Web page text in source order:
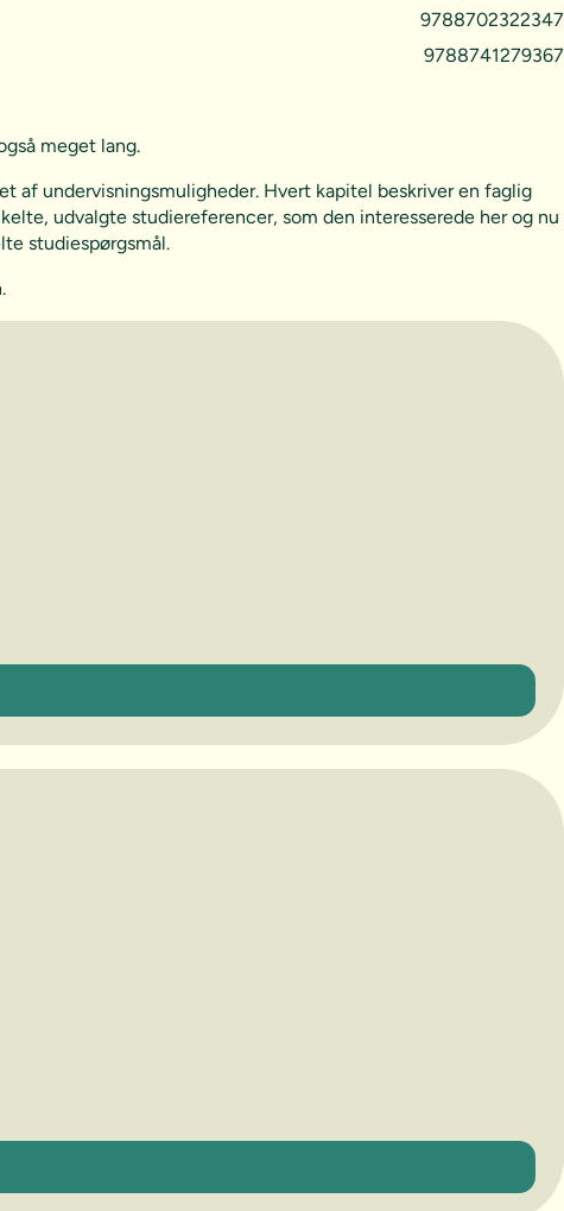
9788702322347
9788741279367
meget lang.
af undervisningsmuligheder. Hvert kapitel beskriver en faglig
udvalgte studiereferencer, som den interesserede her og nu
studiespørgsmål.